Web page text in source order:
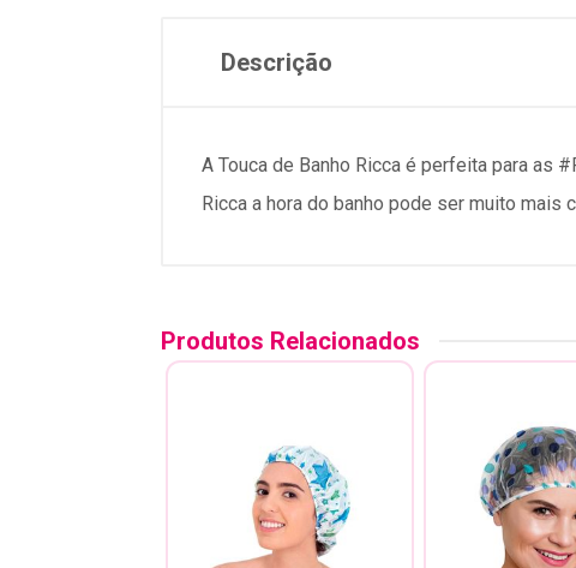
Descrição
A Touca de Banho Ricca é perfeita para as
Ricca a hora do banho pode ser muito mais
Produtos Relacionados